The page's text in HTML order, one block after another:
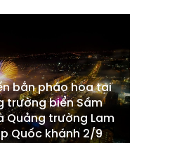
bắn pháo hoa tại
trường biển Sầm
Quảng trường Lam
Quốc khánh 2/9